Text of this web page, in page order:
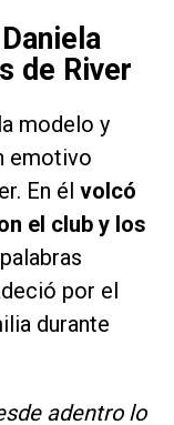
de River
modelo y
emotivo
En él volcó
el club y los
por el
durante
adentro lo